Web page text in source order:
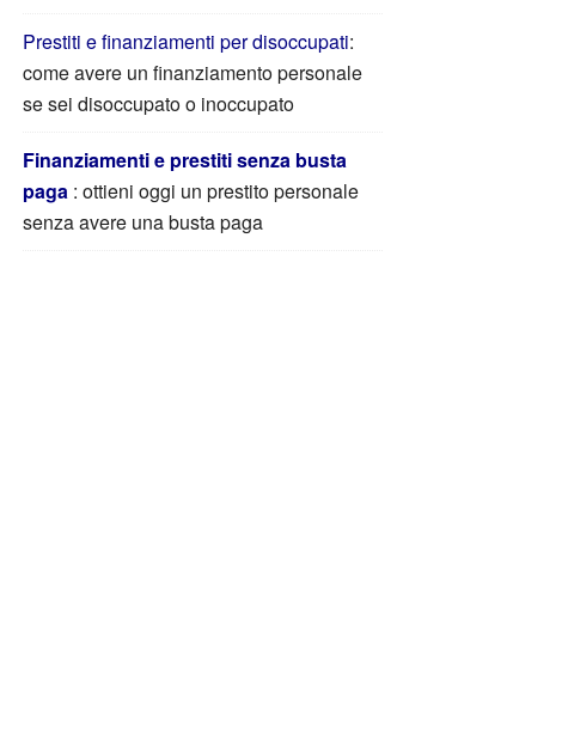
Prestiti e finanziamenti per disoccupati:
come avere un finanziamento personale
se sei disoccupato o inoccupato
Finanziamenti e prestiti senza busta
paga: ottieni oggi un prestito personale
senza avere una busta paga